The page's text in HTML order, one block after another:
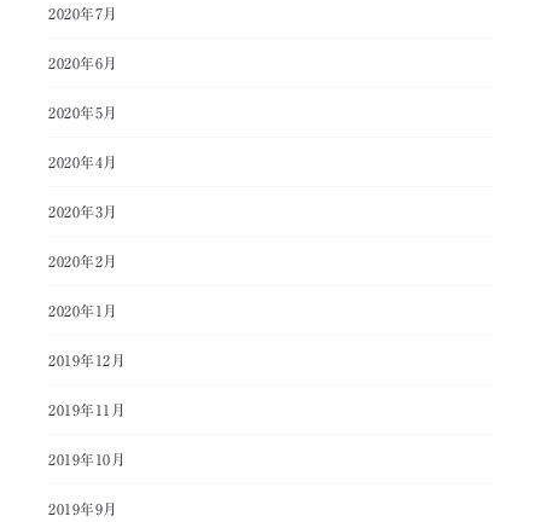
2020年7月
2020年6月
2020年5月
2020年4月
2020年3月
2020年2月
2020年1月
2019年12月
2019年11月
2019年10月
2019年9月